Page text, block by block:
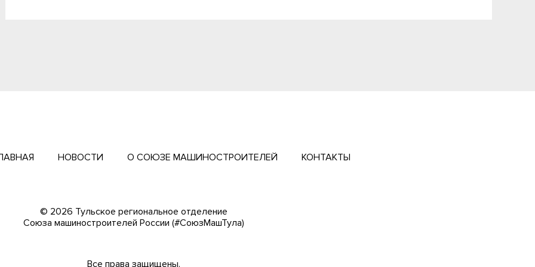
НОВОСТИ О СОЮЗЕ МАШИНОСТРОИТЕЛЕЙ КОНТАКТЫ
© 2026 Тульское региональное отделение
Cоюза машиностроителей России (#СоюзМашТула)
Все права защищены.